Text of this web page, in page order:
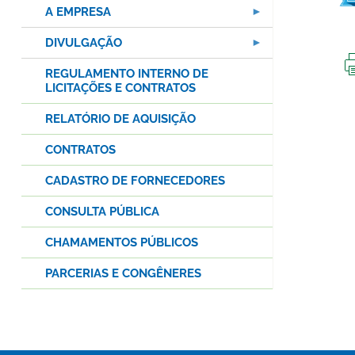
A EMPRESA
DIVULGAÇÃO
REGULAMENTO INTERNO DE
LICITAÇÕES E CONTRATOS
RELATÓRIO DE AQUISIÇÃO
CONTRATOS
CADASTRO DE FORNECEDORES
CONSULTA PÚBLICA
CHAMAMENTOS PÚBLICOS
PARCERIAS E CONGÊNERES